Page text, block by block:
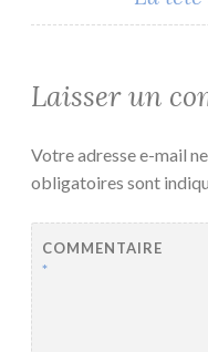
Laisser un
Votre adresse e-mail
obligatoires sont
COMMENTAIRE
*